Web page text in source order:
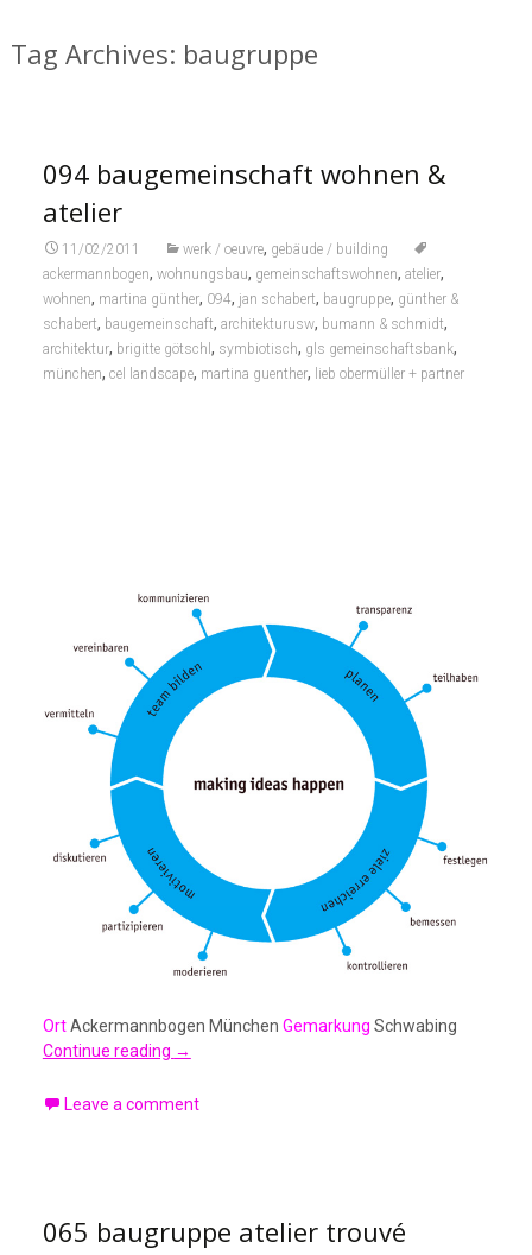
Tag Archives: baugruppe
094 baugemeinschaft wohnen &
atelier
11/02/2011 werk / oeuvre, gebäude / building
ackermannbogen, wohnungsbau, gemeinschaftswohnen, atelier,
wohnen, martina günther, 094, jan schabert, baugruppe, günther &
schabert, baugemeinschaft, architekturusw, bumann & schmidt,
architektur, brigitte götschl , symbiotisch, gls gemeinschaftsbank,
münchen, cel landscape, martina guenther, lieb obermüller + partner
OrtAckermannbogen München Gemarkung Schwabing
Continue reading →
Leave a comment
065 baugruppe atelier trouvé